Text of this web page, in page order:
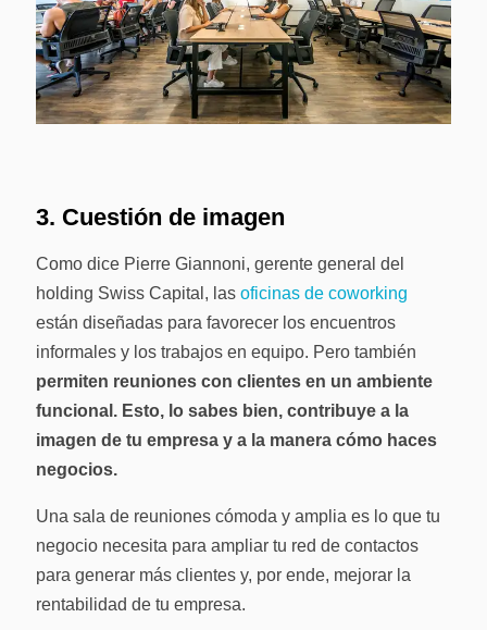
3. Cuestión de imagen
Como dice Pierre Giannoni, gerente general del
holding Swiss Capital, las oficinas de coworking
están diseñadas para favorecer los encuentros
informales y los trabajos en equipo. Pero también
permiten reuniones con clientes en un ambiente
funcional. Esto, lo sabes bien, contribuye a la
imagen de tu empresa y a la manera cómo haces
negocios.
Una sala de reuniones cómoda y amplia es lo que tu
negocio necesita para ampliar tu red de contactos
para generar más clientes y, por ende, mejorar la
rentabilidad de tu empresa.